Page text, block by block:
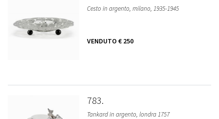
Cesto in argento, milano, 1935-1945
VENDUTO € 250
783
Tankard in argento, londra 1757